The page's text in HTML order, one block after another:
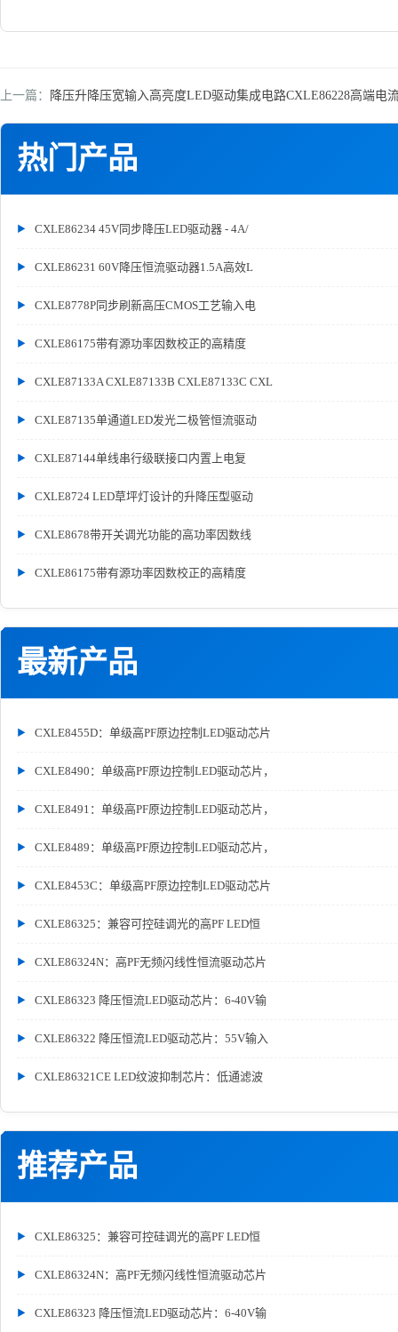
热门产品
CXLE86234 45V同步降压LED驱动器 - 4A/
CXLE86231 60V降压恒流驱动器1.5A高效L
CXLE8778P同步刷新高压CMOS工艺输入电
CXLE86175带有源功率因数校正的高精度
CXLE87133A CXLE87133B CXLE87133C CXL
CXLE87135单通道LED发光二极管恒流驱动
CXLE87144单线串行级联接口内置上电复
CXLE8724 LED草坪灯设计的升降压型驱动
CXLE8678带开关调光功能的高功率因数线
CXLE86175带有源功率因数校正的高精度
最新产品
CXLE8455D：单级高PF原边控制LED驱动芯片
CXLE8490：单级高PF原边控制LED驱动芯片，
CXLE8491：单级高PF原边控制LED驱动芯片，
CXLE8489：单级高PF原边控制LED驱动芯片，
CXLE8453C：单级高PF原边控制LED驱动芯片
CXLE86325：兼容可控硅调光的高PF LED恒
CXLE86324N：高PF无频闪线性恒流驱动芯片
CXLE86323 降压恒流LED驱动芯片：6-40V输
CXLE86322 降压恒流LED驱动芯片：55V输入
CXLE86321CE LED纹波抑制芯片：低通滤波
推荐产品
CXLE86325：兼容可控硅调光的高PF LED恒
CXLE86324N：高PF无频闪线性恒流驱动芯片
CXLE86323 降压恒流LED驱动芯片：6-40V输
上一篇： 降压升降压宽输入高亮度LED驱动集成电路CXLE86228高端电